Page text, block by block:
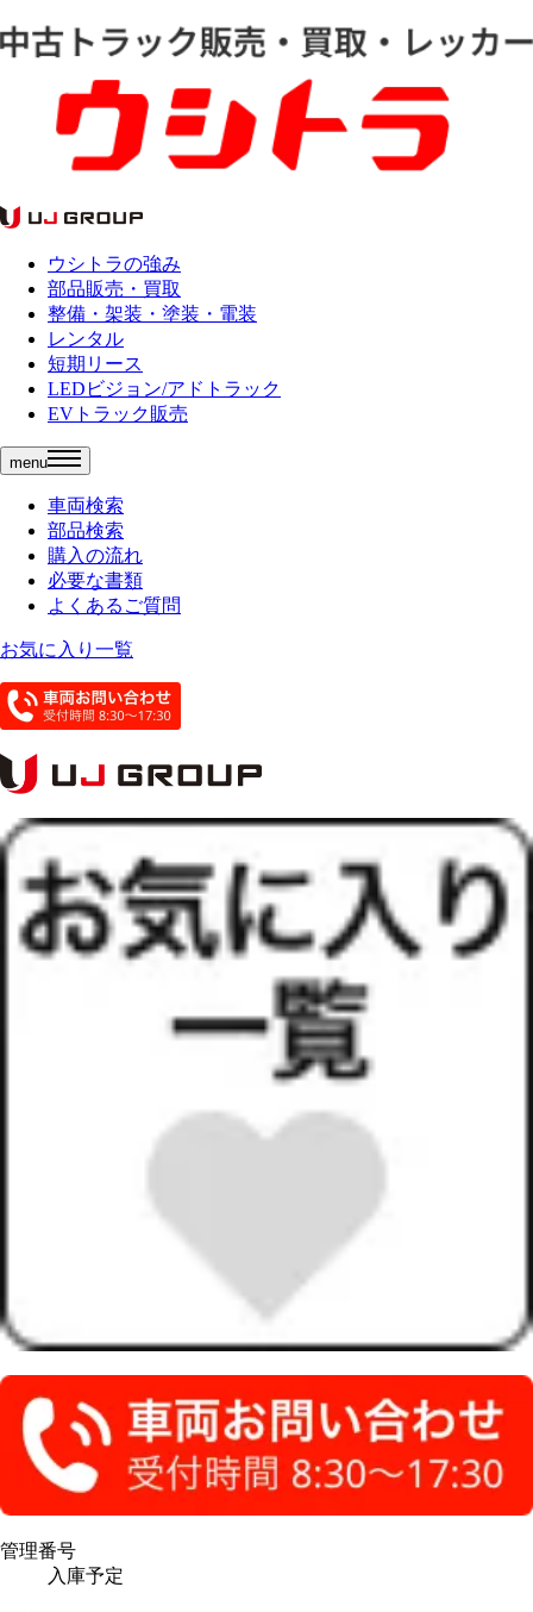
ウシトラの強み
部品販売・買取
整備・架装・塗装・電装
レンタル
短期リース
LEDビジョン/アドトラック
EVトラック販売
menu
車両検索
部品検索
購入の流れ
必要な書類
よくあるご質問
お気に入り一覧
管理番号
入庫予定